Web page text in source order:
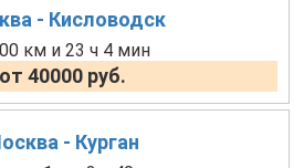
- Кисловодск
км и 23 ч 4 мин
от 40000 руб.
- Курган